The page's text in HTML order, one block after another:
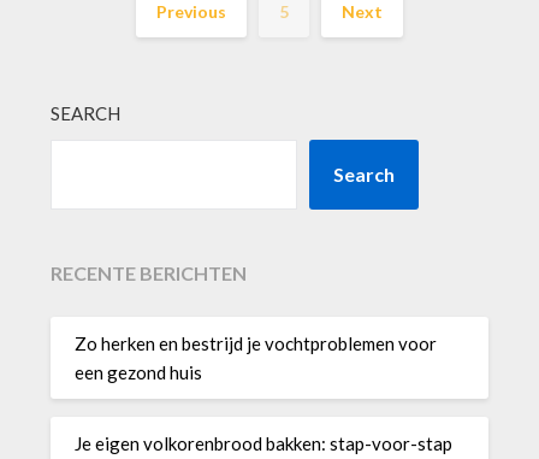
Previous 5 Next
SEARCH
Search
RECENTE BERICHTEN
Zo herken en bestrijd je vochtproblemen voor
een gezond huis
Je eigen volkorenbrood bakken: stap-voor-stap